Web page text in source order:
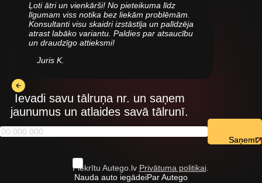
Ļoti ātri un vienkārši! No pieteikuma līdz
līgumam viss notika bez liekām problēmām.
Konsultanti visu skaidri izstāstīja un palīdzēja
atrast labāko variantu. Paldies par atsaucību
un draudzīgo attieksmi!
Juris K.
Ievadi savu tālruņa nr. un saņem
jaunumus un atlaides savā tālrunī.
Piekrītu Autego.lv Privātuma politikai.
Nauda auto iegādeiPar Autego